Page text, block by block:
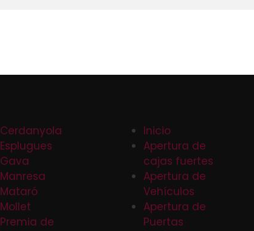
Cerdanyola
Esplugues
Gava
Manresa
Mataró
Mollet
Premia de
Inicio
Apertura de
cajas fuertes
Apertura de
Vehículos
Apertura de
Puertas